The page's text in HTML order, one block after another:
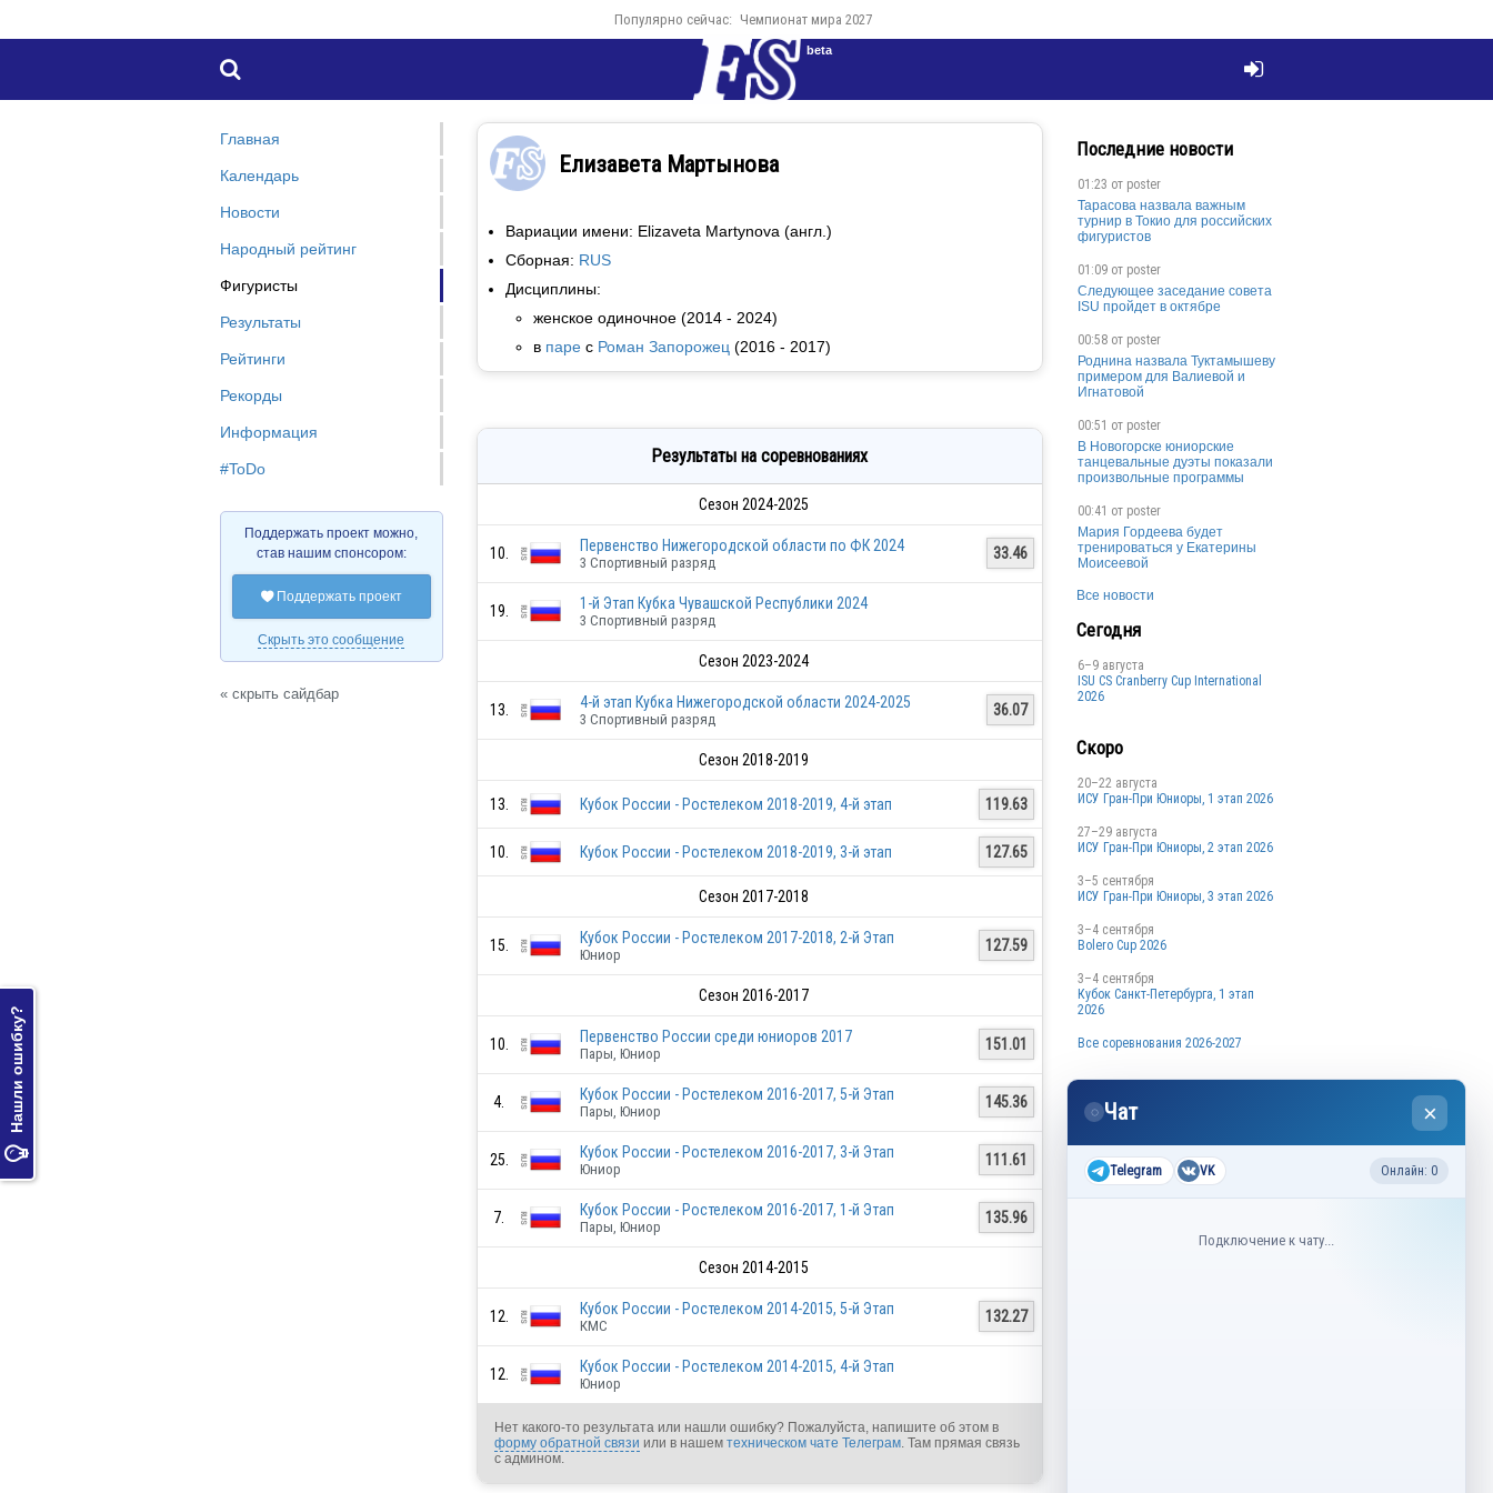

Нашли ошибку?
Популярно сейчас: Чемпионат мира 2027
 
beta
Елизавета Мартынова
Вариации имени: Elizaveta Martynova (англ.)
Сборная: RUS
Дисциплины:
женское одиночное (2014 - 2024)
в парес Роман Запорожец (2016 - 2017)
Результаты на соревнованиях
Сезон 2024-2025
10.
RUS
Первенство Нижегородской области по ФК 2024
3 Спортивный разряд
33.46
19.
RUS
1-й Этап Кубка Чувашской Республики 2024
3 Спортивный разряд
Сезон 2023-2024
13.
RUS
4-й этап Кубка Нижегородской области 2024-2025
3 Спортивный разряд
36.07
Сезон 2018-2019
13.
RUS
Кубок России - Ростелеком 2018-2019, 4-й этап 119.63
10.
RUS
Кубок России - Ростелеком 2018-2019, 3-й этап 127.65
Сезон 2017-2018
15. Кубок России - Ростелеком 2017-2018, 2-й Этап
Юниор
127.59
Сезон 2016-2017
10. Первенство России среди юниоров 2017
Пары, Юниор
151.01
4. Кубок России - Ростелеком 2016-2017, 5-й Этап
Пары, Юниор
145.36
25. Кубок России - Ростелеком 2016-2017, 3-й Этап
Юниор
111.61
7. Кубок России - Ростелеком 2016-2017, 1-й Этап
Пары, Юниор
135.96
Сезон 2014-2015
12. Кубок России - Ростелеком 2014-2015, 5-й Этап
КМС
132.27
12. Кубок России - Ростелеком 2014-2015, 4-й Этап
Юниор
Нет какого-то результата или нашли ошибку? Пожалуйста, напишите об этом в
форму обратной связи или в нашем техническом чате Телеграм. Там прямая связь
с админом.
Главная
Календарь
Новости
Народный рейтинг
Фигуристы
Результаты
Рейтинги
Рекорды
Информация
#ToDo
Поддержать проект можно,
став нашим спонсором:
Поддержать проект
Скрыть это сообщение
« скрыть сайдбар
Последние новости
01:23 от poster
Тарасова назвала важным
турнир в Токио для российских
фигуристов
01:09 от poster
Следующее заседание совета
ISU пройдет в октябре
00:58 от poster
Роднина назвала Туктамышеву
примером для Валиевой и
Игнатовой
00:51 от poster
В Новогорске юниорские
танцевальные дуэты показали
произвольные программы
00:41 от poster
Мария Гордеева будет
тренироваться у Екатерины
Моисеевой
Все новости
Сегодня
6–9 августа
ISU CS Cranberry Cup International
2026
Скоро
20–22 августа
ИСУ Гран-При Юниоры, 1 этап 2026
27–29 августа
ИСУ Гран-При Юниоры, 2 этап 2026
3–5 сентября
ИСУ Гран-При Юниоры, 3 этап 2026
3–4 сентября
Bolero Cup 2026
3–4 сентября
Кубок Санкт-Петербурга, 1 этап
2026
Все соревнования 2026-2027
Контрольные прокаты юниоров,
танцы на льду 2026
×
◌ Чат
Telegram VK Онлайн: 0
Подключение к чату...